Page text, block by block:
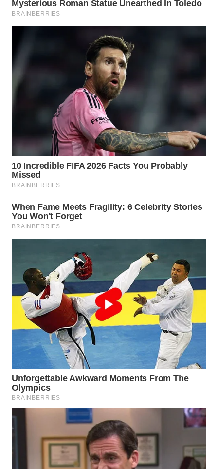
WN
MANDALIKA
Wahana
Media
Group
WAHANA
WAHANA
ADVOKAT
WAHANA
INFRASTRUKTUR
WAHANA
KONSUMEN
WAHANA
LISTRIK
WAHANA